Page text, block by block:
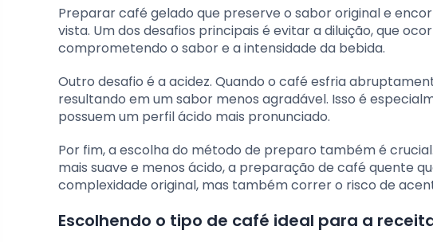
Preparar café gelado que preserve o sabor original e
vista. Um dos desafios principais é evitar a diluição, que
comprometendo o sabor e a intensidade da bebida.
Outro desafio é a acidez. Quando o café esfria
resultando em um sabor menos agradável. Isso é
possuem um perfil ácido mais pronunciado.
Por fim, a escolha do método de preparo também é
mais suave e menos ácido, a preparação de café quente
complexidade original, mas também correr o risco de
Escolhendo o tipo de café ideal para a